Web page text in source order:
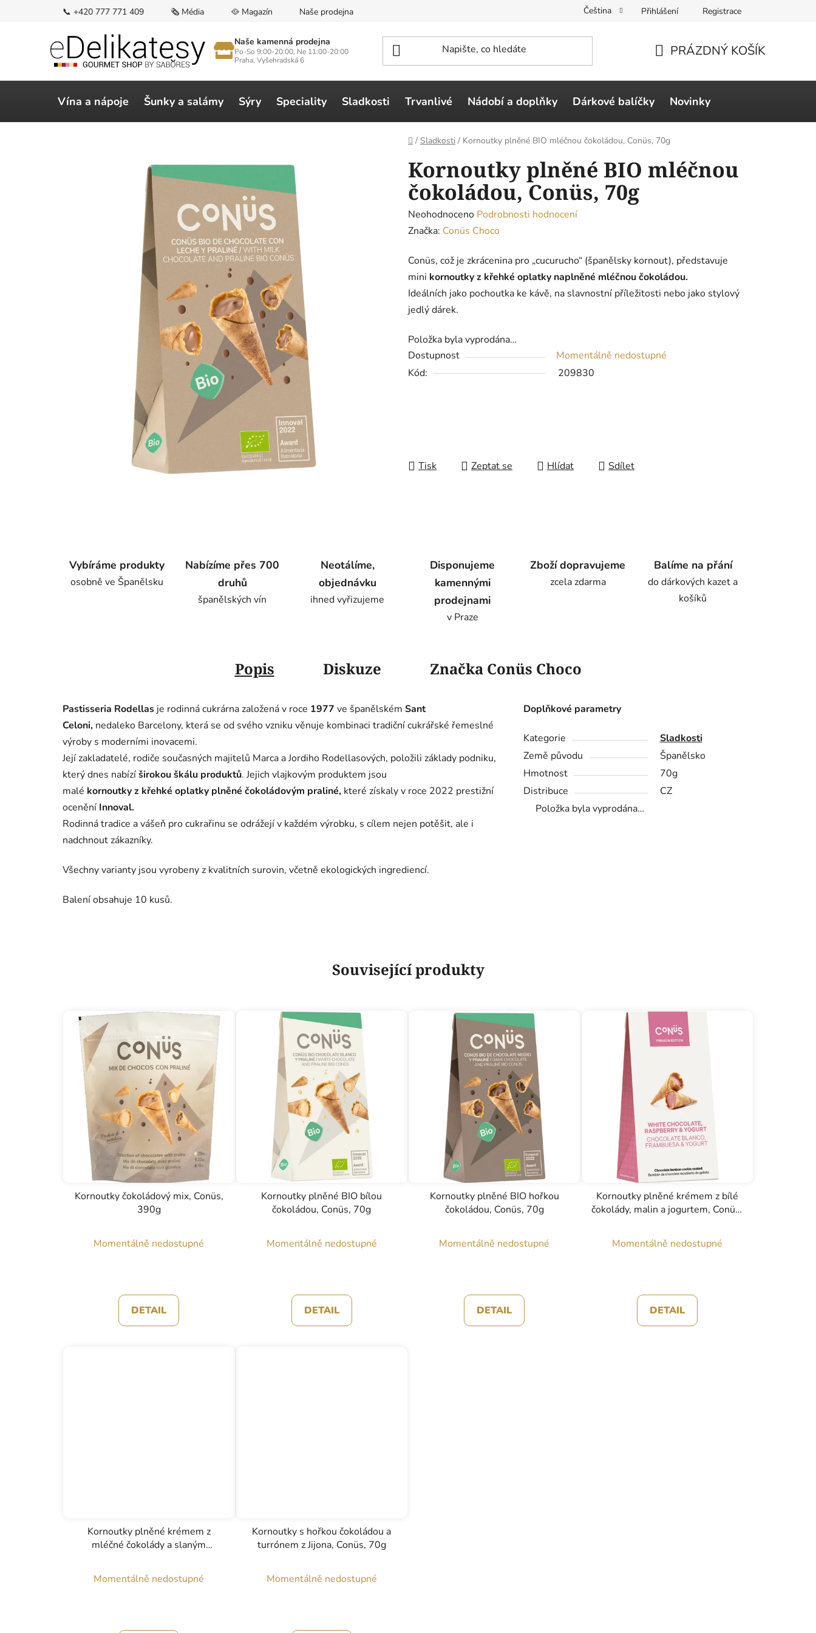
📞 +420 777 771 409 🗞️ Média 🥘 Magazín Naše prodejna Čeština Přihlášení Registrace
Naše kamenná prodejna
Po-So 9:00-20:00, Ne 11:00-20:00
Praha, Vyšehradská 6
KOŠÍK
PRÁZDNÝ KOŠÍK
Vína a nápoje Šunky a salámy Sýry Speciality Sladkosti Trvanlivé Nádobí a doplňky Dárkové balíčky Novinky
Domů
/ Sladkosti / Kornoutky plněné BIO mléčnou čokoládou, Conüs, 70g
Kornoutky plněné BIO mléčnou
čokoládou, Conüs, 70g
Průměrné
hodnocení
je
0,0
z
5
Neohodnoceno Podrobnosti hodnocení
Značka: Conüs Choco
Conüs, což je zkrácenina pro „cucurucho“ (španělsky kornout), představuje
mini kornoutky z křehké oplatky naplněné mléčnou čokoládou.
Ideálních jako pochoutka ke kávě, na slavnostní příležitosti nebo jako stylový
jedlý dárek.
Položka byla vyprodána…
Dostupnost
Momentálně nedostupné
Kód:
209830
Tisk Zeptat se Hlídat Sdílet
Vybíráme produkty
osobně ve Španělsku
Nabízíme přes 700
druhů
španělských vín
Neotálíme,
objednávku
ihned vyřizujeme
Disponujeme
kamennými
prodejnami
v Praze
Zboží dopravujeme
zcela zdarma
Balíme na přání
do dárkových kazet a
košíků
Popis Diskuze ZnačkaConüs Choco
Pastisseria Rodellas je rodinná cukrárna založená v roce 1977 ve španělském Sant
Celoni, nedaleko Barcelony, která se od svého vzniku věnuje kombinaci tradiční cukrářské řemeslné
výroby s moderními inovacemi.
Její zakladatelé, rodiče současných majitelů Marca a Jordiho Rodellasových, položili základy podniku,
který dnes nabízíširokou škálu produktů. Jejich vlajkovým produktem jsou
malé kornoutkyz křehké oplatky plněné čokoládovým praliné, které získaly v roce 2022 prestižní
ocenění Innoval.
Rodinná tradice a vášeň pro cukrařinu se odrážejí v každém výrobku, s cílem nejen potěšit, ale i
nadchnout zákazníky.
Všechny varianty jsou vyrobeny z kvalitních surovin, včetně ekologických ingrediencí.
Balení obsahuje 10 kusů.
Doplňkové parametry
Kategorie
Sladkosti
Země původu
Španělsko
Hmotnost
70g
Distribuce
CZ
Položka byla vyprodána…
Související produkty
Kornoutky čokoládový mix, Conüs,
390g
Momentálně nedostupné
DETAIL
Kornoutky plněné BIO bílou
čokoládou, Conüs, 70g
Momentálně nedostupné
DETAIL
Kornoutky plněné BIO hořkou
čokoládou, Conüs, 70g
Momentálně nedostupné
DETAIL
Kornoutky plněné krémem z bílé
čokolády, malin a jogurtem, Conüs,
Momentálně nedostupné
DETAIL
Kornoutky plněné krémem z
mléčné čokolády a slaným
Momentálně nedostupné
Kornoutky s hořkou čokoládou a
turrónem z Jijona, Conüs, 70g
Momentálně nedostupné